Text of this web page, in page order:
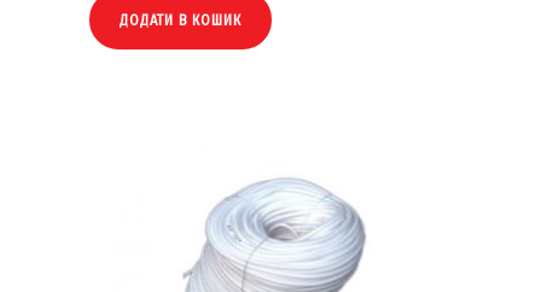
ДОДАТИ В КОШИК